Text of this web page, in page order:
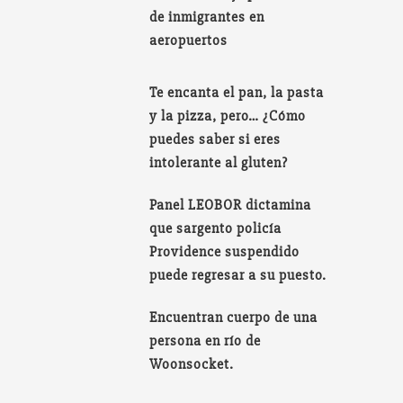
de inmigrantes en
aeropuertos
Te encanta el pan, la pasta
y la pizza, pero… ¿Cómo
puedes saber si eres
intolerante al gluten?
Panel LEOBOR dictamina
que sargento policía
Providence suspendido
puede regresar a su puesto.
Encuentran cuerpo de una
persona en río de
Woonsocket.